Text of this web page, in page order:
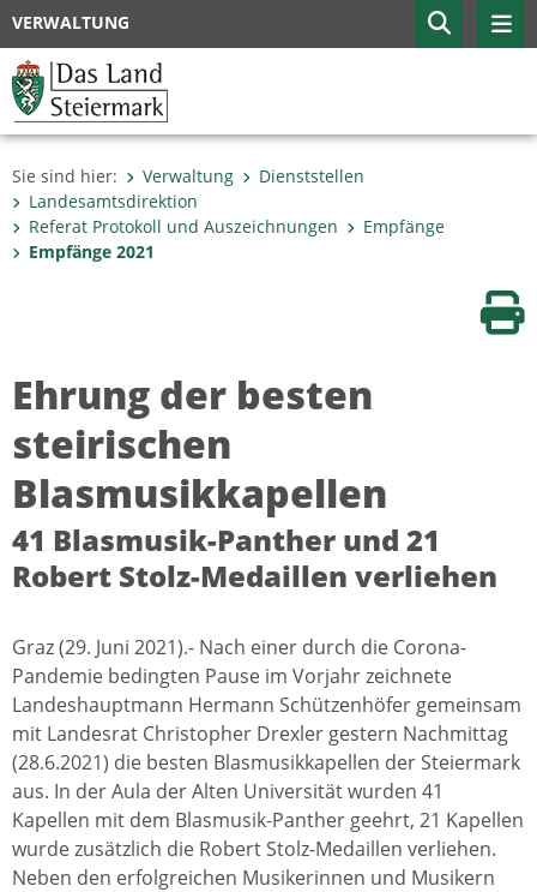
VERWALTUNG
Sie sind hier: Verwaltung
Dienststellen
Landesamtsdirektion
Referat Protokoll und Auszeichnungen
Empfänge
Empfänge 2021
Ehrung der besten
steirischen
Blasmusikkapellen
41 Blasmusik-Panther und 21
Robert Stolz-Medaillen verliehen
Graz (29. Juni 2021).- Nach einer durch die Corona-
Pandemie bedingten Pause im Vorjahr zeichnete
Landeshauptmann Hermann Schützenhöfer gemeinsam
mit Landesrat Christopher Drexler gestern Nachmittag
(28.6.2021) die besten Blasmusikkapellen der Steiermark
aus. In der Aula der Alten Universität wurden 41
Kapellen mit dem Blasmusik-Panther geehrt, 21 Kapellen
wurde zusätzlich die Robert Stolz-Medaillen verliehen.
Neben den erfolgreichen Musikerinnen und Musikern